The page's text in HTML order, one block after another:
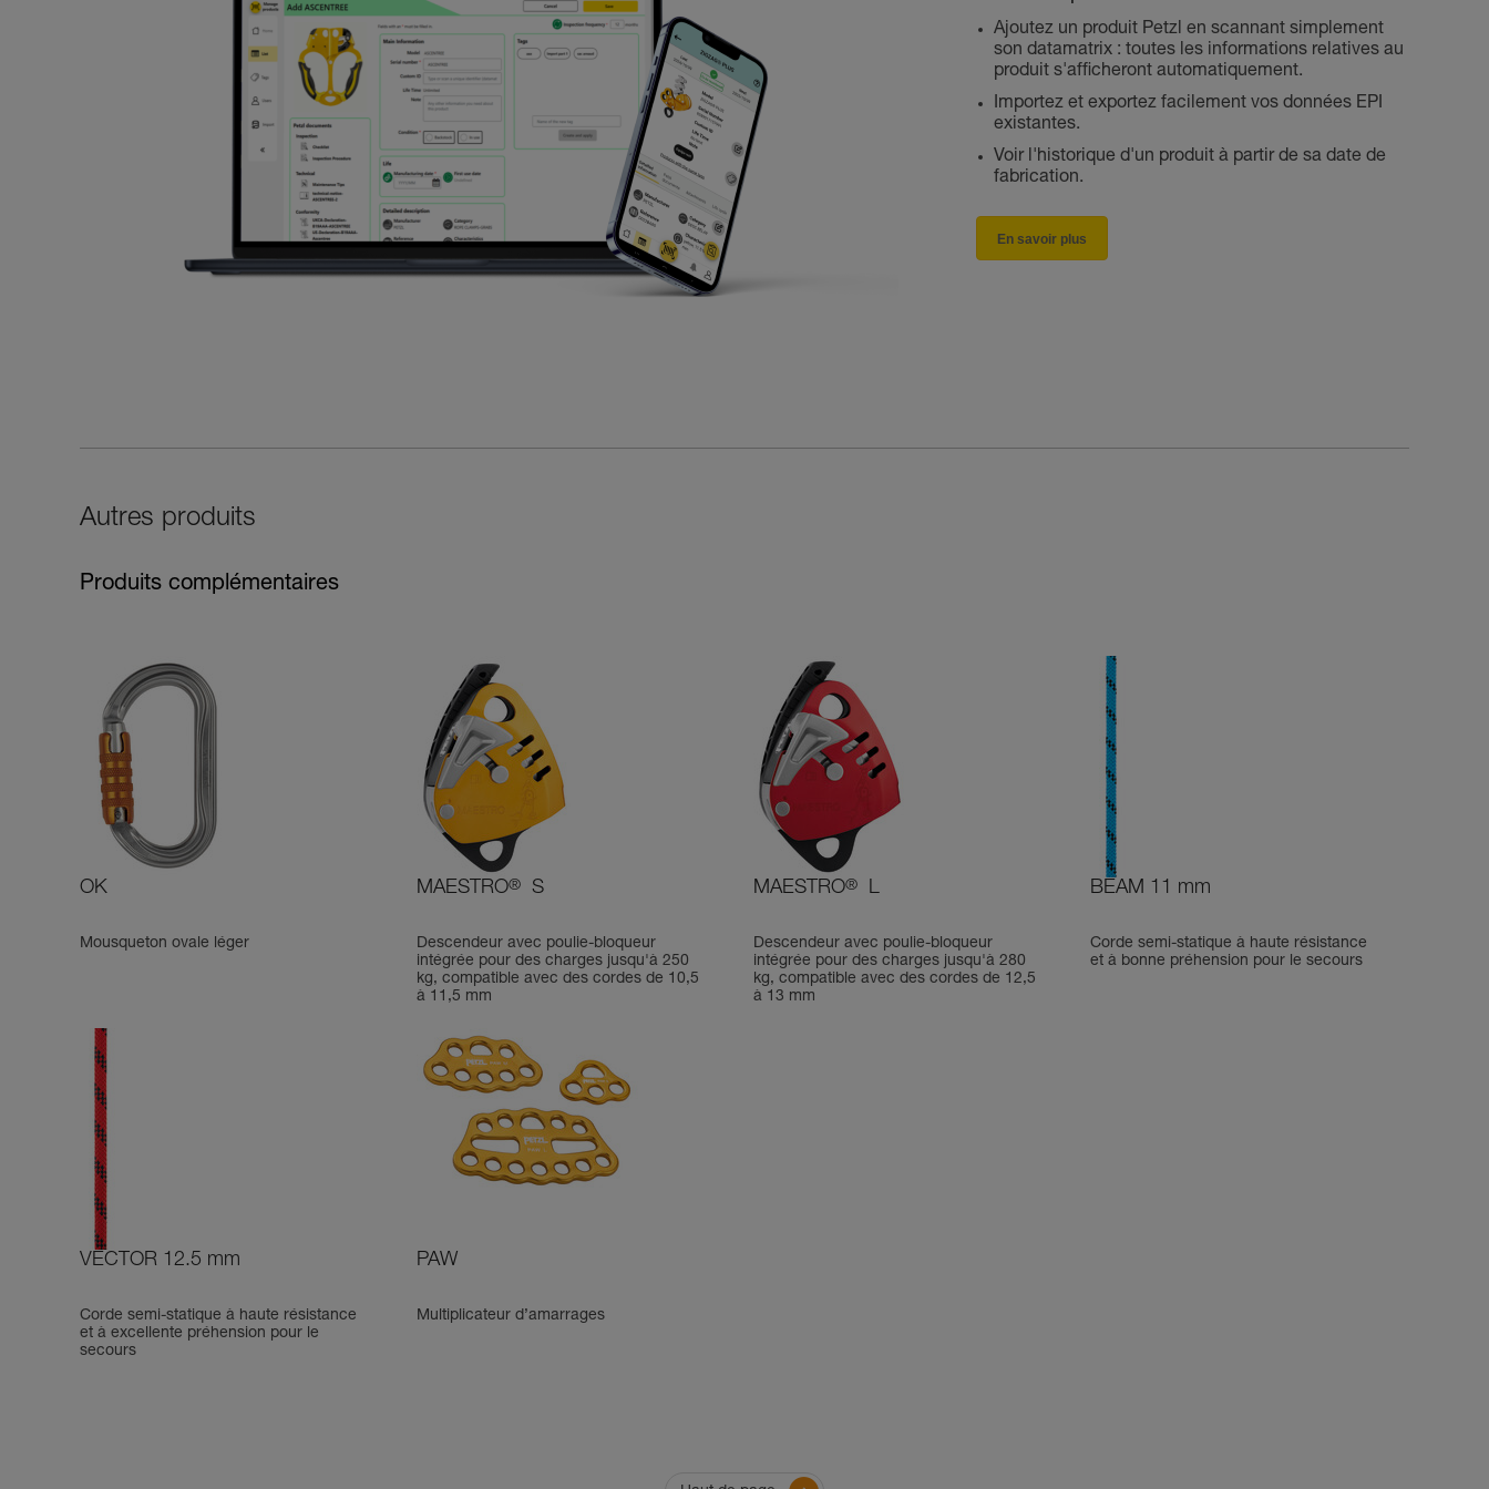
Ajoutez un produit Petzl en scannant simplement
son datamatrix : toutes les informations relatives au
produit s'afficheront automatiquement.
Importez et exportez facilement vos données EPI
existantes.
Voir l'historique d'un produit à partir de sa date de
fabrication.
En savoir plus
Autres produits
Produits complémentaires
OK
Mousqueton ovale léger
MAESTRO® S
Descendeur avec poulie-bloqueur
intégrée pour des charges jusqu'à 250
kg, compatible avec des cordes de 10,5
à 11,5 mm
MAESTRO® L
Descendeur avec poulie-bloqueur
intégrée pour des charges jusqu'à 280
kg, compatible avec des cordes de 12,5
à 13 mm
BEAM 11 mm
Corde semi-statique à haute résistance
et à bonne préhension pour le secours
VECTOR 12.5 mm
Corde semi-statique à haute résistance
et à excellente préhension pour le
secours
PAW
Multiplicateur d’amarrages